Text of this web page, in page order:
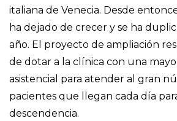
italiana de Venecia. Desde
ha dejado de crecer y se ha
año. El proyecto de ampliación
de dotar a la clínica con una
asistencial para atender al gran
pacientes que llegan cada día
descendencia.